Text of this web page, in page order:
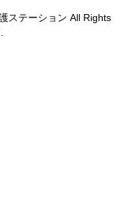
ステーション All Rights